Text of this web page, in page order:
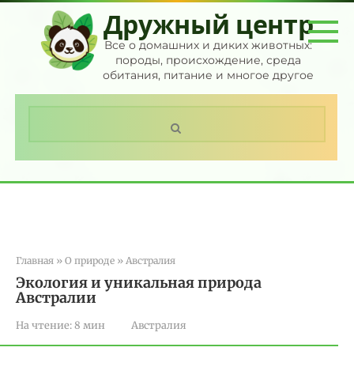
Перейти
контенту
Дружный центр
Все о домашних и диких животных:
породы, происхождение, среда
обитания, питание и многое другое
Главная » О природе » Австралия
Экология и уникальная природа
Австралии
На чтение:8 мин Австралия